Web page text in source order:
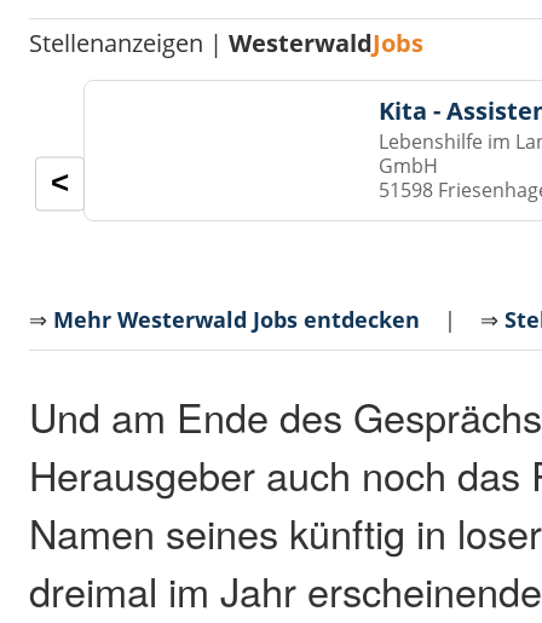
Stellenanzeigen |WesterwaldJobs
Kita -
Lebenshilfe im
GmbH
51598
<
⇒ Mehr Westerwald Jobs entdecken | ⇒
Und am Ende des
Herausgeber auch noch das
Namen seines künftig in
dreimal im Jahr